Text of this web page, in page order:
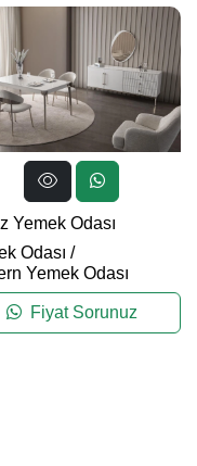
Yemek Odası
Odası /
Yemek Odası
Fiyat Sorunuz